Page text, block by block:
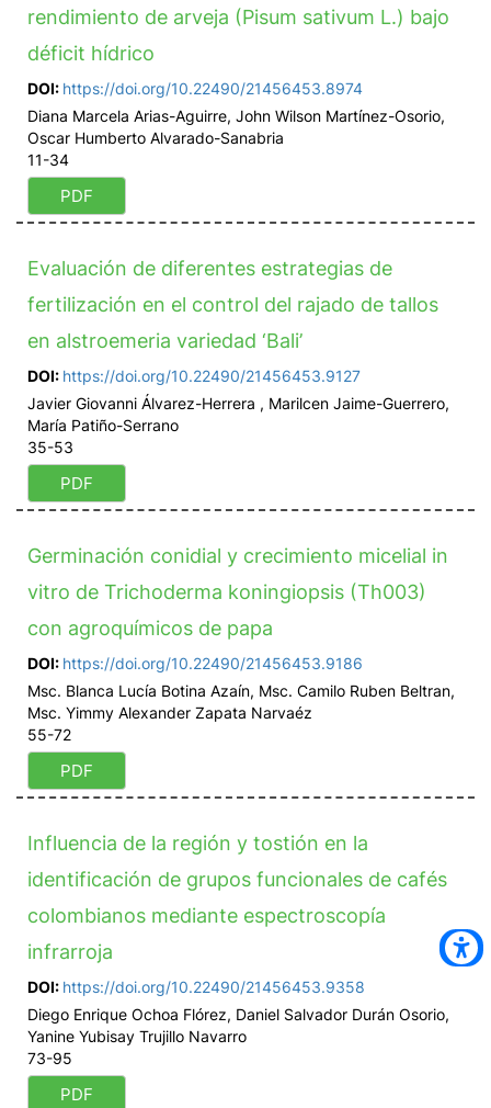
rendimiento de arveja (Pisum sativum L.) bajo
déficit hídrico
DOI: https://doi.org/10.22490/21456453.8974
Diana Marcela Arias-Aguirre, John Wilson Martínez-Osorio,
Oscar Humberto Alvarado-Sanabria
11-34
PDF
Evaluación de diferentes estrategias de
fertilización en el control del rajado de tallos
en alstroemeria variedad ‘Bali’
DOI: https://doi.org/10.22490/21456453.9127
Javier Giovanni Álvarez-Herrera , Marilcen Jaime-Guerrero,
María Patiño-Serrano
35-53
PDF
Germinación conidial y crecimiento micelial in
vitro de Trichoderma koningiopsis (Th003)
con agroquímicos de papa
DOI: https://doi.org/10.22490/21456453.9186
Msc. Blanca Lucía Botina Azaín, Msc. Camilo Ruben Beltran,
Msc. Yimmy Alexander Zapata Narvaéz
55-72
PDF
Influencia de la región y tostión en la
identificación de grupos funcionales de cafés
colombianos mediante espectroscopía
infrarroja
DOI: https://doi.org/10.22490/21456453.9358
Diego Enrique Ochoa Flórez, Daniel Salvador Durán Osorio,
Yanine Yubisay Trujillo Navarro
73-95
PDF